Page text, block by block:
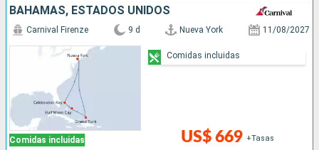
BAHAMAS, ESTADOS UNIDOS
Comidas incluidas
Carnival Firenze 9 d Nueva York 11/08/2027
US$ 669 +Tasas
Comidas incluidas